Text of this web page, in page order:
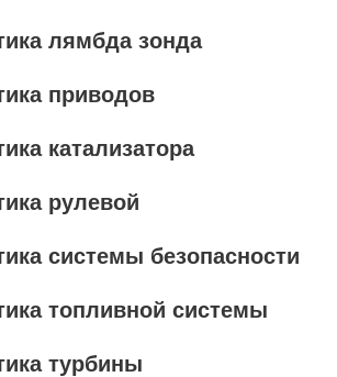
лямбда зонда
приводов
катализатора
рулевой
системы безопасности
топливной системы
турбины